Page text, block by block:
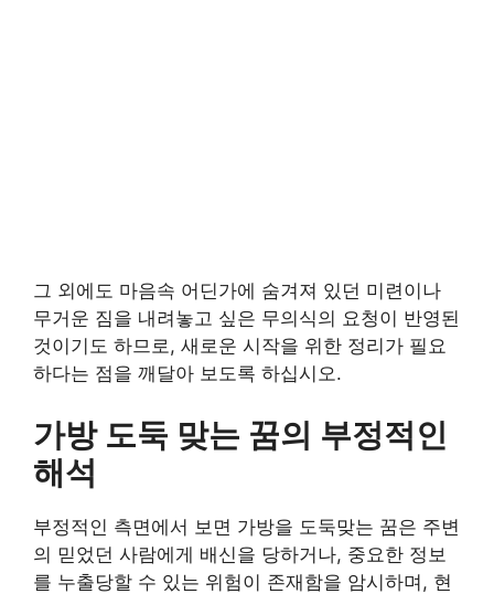
그 외에도 마음속 어딘가에 숨겨져 있던 미련이나
무거운 짐을 내려놓고 싶은 무의식의 요청이 반영된
것이기도 하므로, 새로운 시작을 위한 정리가 필요
하다는 점을 깨달아 보도록 하십시오.
가방 도둑 맞는 꿈의 부정적인
해석
부정적인 측면에서 보면 가방을 도둑맞는 꿈은 주변
의 믿었던 사람에게 배신을 당하거나, 중요한 정보
를 누출당할 수 있는 위험이 존재함을 암시하며, 현